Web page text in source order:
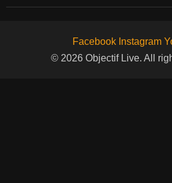
Facebook Instagram
© 2026 Objectif Live. All